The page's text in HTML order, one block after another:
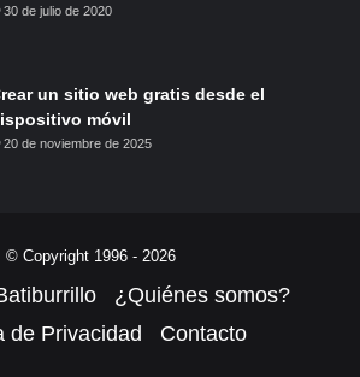
30 de julio de 2020
un sitio web gratis desde el
móvil
20 de noviembre de 2025
© Copyright 1996 - 2026
¿Quiénes somos?
de Privacidad
Contacto